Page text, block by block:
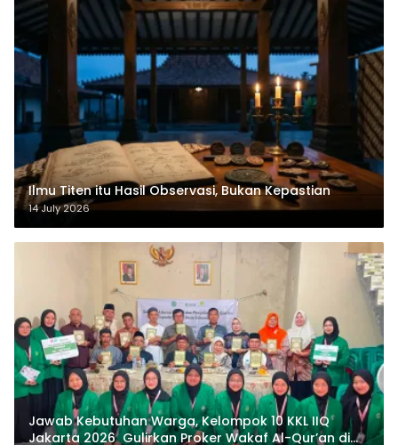
Ilmu Titen itu Hasil Observasi, Bukan Kepastian
14 July 2026
Jawab Kebutuhan Warga, Kelompok 10 KKL IIQ
Jakarta 2026 Gulirkan Proker Wakaf Al-Qur’an di